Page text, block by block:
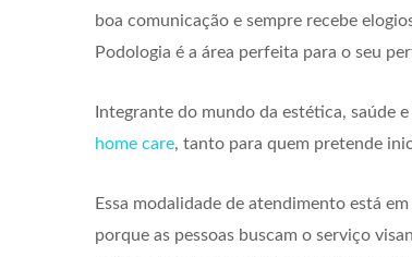
boa comunicação e sempre recebe
Podologia é a área perfeita para o seu
Integrante do mundo da estética, saúde
home care, tanto para quem pretende
Essa modalidade de atendimento está
porque as pessoas buscam o serviço